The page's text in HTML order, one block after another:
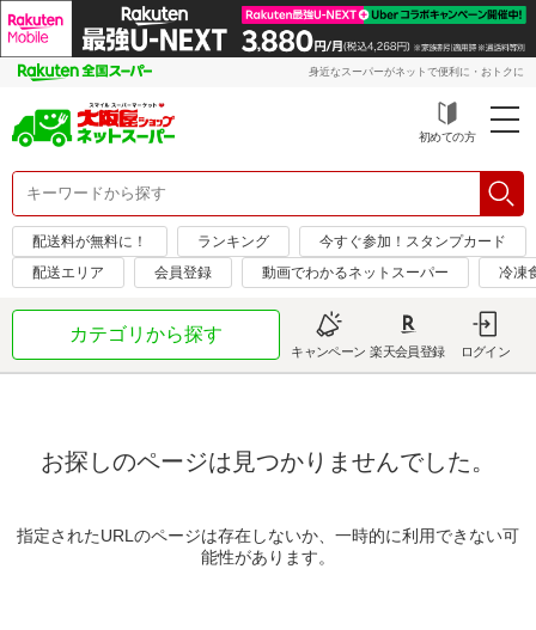
身近なスーパーがネットで便利に・おトクに
初めての方
配送料が無料に！ ランキング
今すぐ参加！スタンプカード
配送エリア
会員登録 動画でわかるネットスーパー 冷凍
カテゴリから探す
キャンペーン 楽天会員登録 ログイン
お探しのページは見つかりませんでした。
指定されたURLのページは存在しないか、一時的に利用できない可
能性があります。